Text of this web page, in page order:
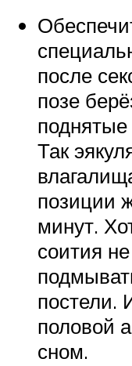
после
позе
поднятые
Так
позиции
минут.
соития
постели.
половой
сном.